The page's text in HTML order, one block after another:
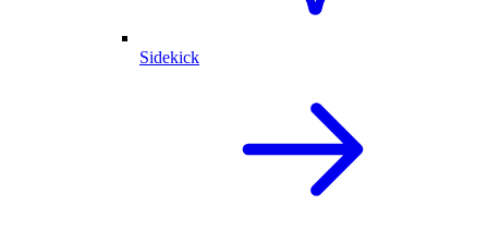
Sidekick